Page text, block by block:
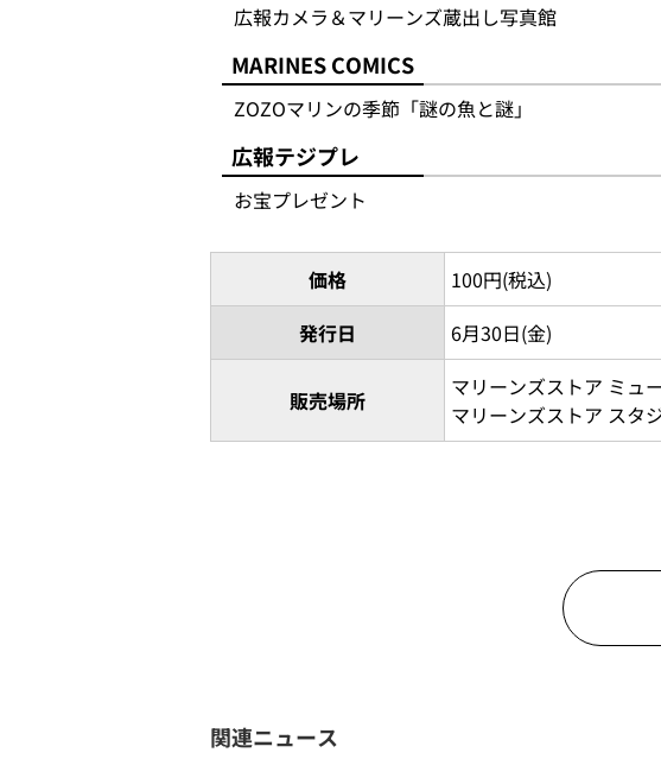
広報カメラ＆マリーンズ蔵出し写真館
MARINES COMICS
ZOZOマリンの季節「謎の魚と謎」
広報テジプレ
お宝プレゼント
価格
100円(税込)
発行日
6月30日(金)
販売場所
マリーンズストア ミュ
マリーンズストア スタ
関連ニュース